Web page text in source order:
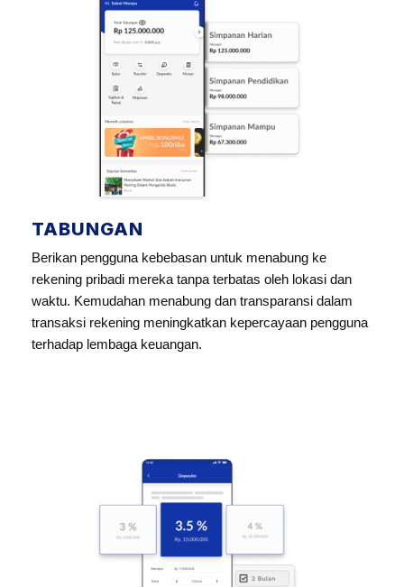
TABUNGAN
Berikan pengguna kebebasan untuk menabung ke
rekening pribadi mereka tanpa terbatas oleh lokasi dan
waktu. Kemudahan menabung dan transparansi dalam
transaksi rekening meningkatkan kepercayaan pengguna
terhadap lembaga keuangan.